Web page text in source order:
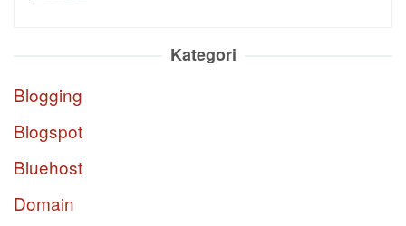
Kategori
Blogging
Blogspot
Bluehost
Domain